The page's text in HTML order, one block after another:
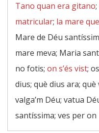
Tano quan era gitano;
matricular; la mare
Mare de Déu
mare meva; Maria
no fotis; on s’és vist;
dius; què dius ara;
valga’m Déu; vatua
santíssima; ves per on